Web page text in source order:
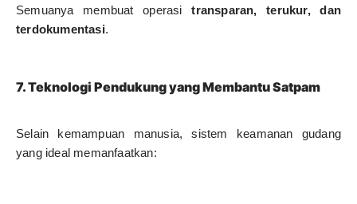
Semuanya membuat operasitransparan, terukur, dan
terdokumentasi.
7. Teknologi Pendukung yang Membantu Satpam
Selain kemampuan manusia, sistem keamanan gudang
yang ideal memanfaatkan: